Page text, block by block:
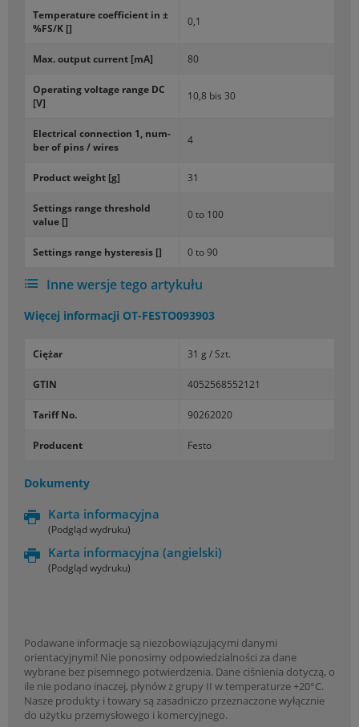
Tem­pe­ra­tu­re co­ef­fi­cient in ±
%FS/K []
0,1
Max. out­put cur­rent [mA] 80
Ope­ra­ting vol­ta­ge range DC
[V]
10,8 bis 30
Elec­tri­cal con­nec­tion 1, num­
ber of pins / wires
4
Pro­duct we­ight [g] 31
Set­tings range thre­shold
value []
0 to 100
Set­tings range hy­ste­re­sis [] 0 to 90
Inne wersje tego artykułu
Więcej informacji OT-FESTO093903
Ciężar 31 g / Szt.
GTIN 4052568552121
Tariff No. 90262020
Producent Festo
Dokumenty
Karta informacyjna
(Podgląd wydruku)
Karta informacyjna (angielski)
(Podgląd wydruku)
Podawane informacje są niezobowiązującymi danymi
orientacyjnymi! Nie ponosimy odpowiedzialności za dane
wybrane bez pisemnego potwierdzenia. Dane ciśnienia dotyczą, o
ile nie podano inaczej, płynów z grupy II w temperaturze +20°C.
Nasze produkty i towary są zasadniczo przeznaczone wyłącznie
do użytku przemysłowego i komercyjnego.